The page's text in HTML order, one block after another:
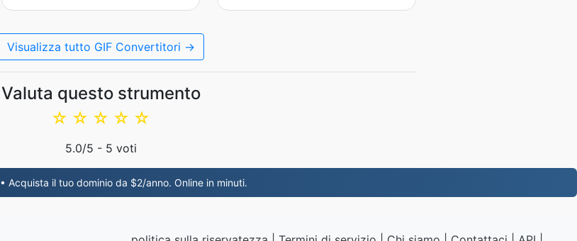
Visualizza tutto GIF Convertitori →
Valuta questo strumento
☆
☆
☆
☆
☆
5.0/5 - 5 voti
• Acquista il tuo dominio da $2/anno. Online in minuti.